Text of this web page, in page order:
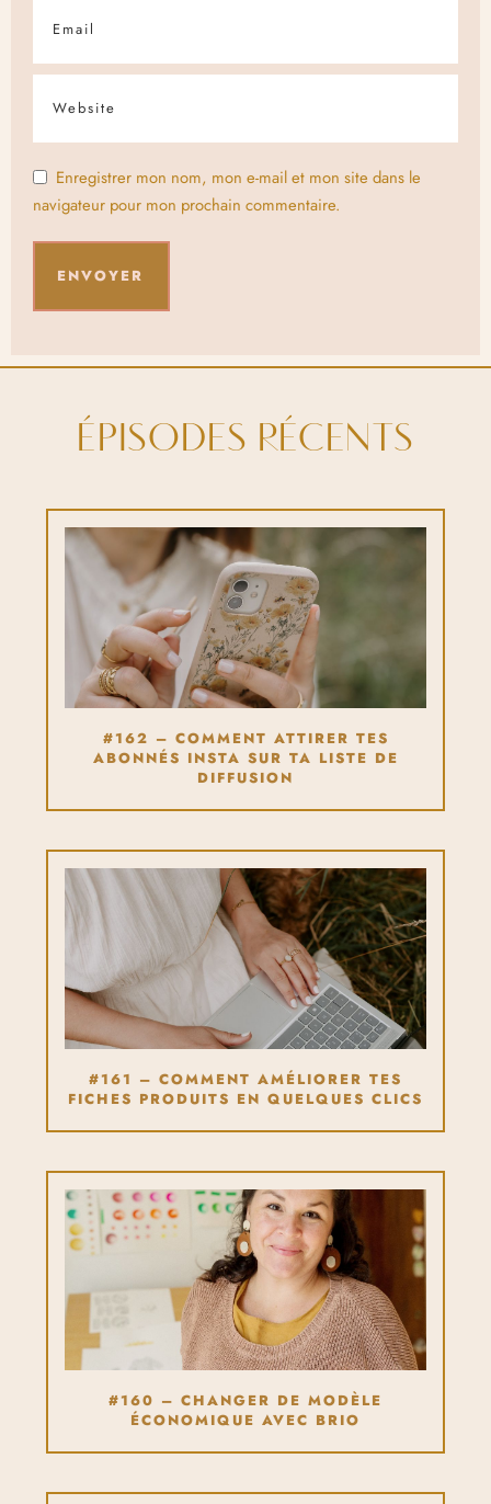
Enregistrer mon nom, mon e-mail et mon site dans le
navigateur pour mon prochain commentaire.
ÉPISODES RÉCENTS
#162 – COMMENT ATTIRER TES
ABONNÉS INSTA SUR TA LISTE DE
DIFFUSION
#161 – COMMENT AMÉLIORER TES
FICHES PRODUITS EN QUELQUES CLICS
#160 – CHANGER DE MODÈLE
ÉCONOMIQUE AVEC BRIO